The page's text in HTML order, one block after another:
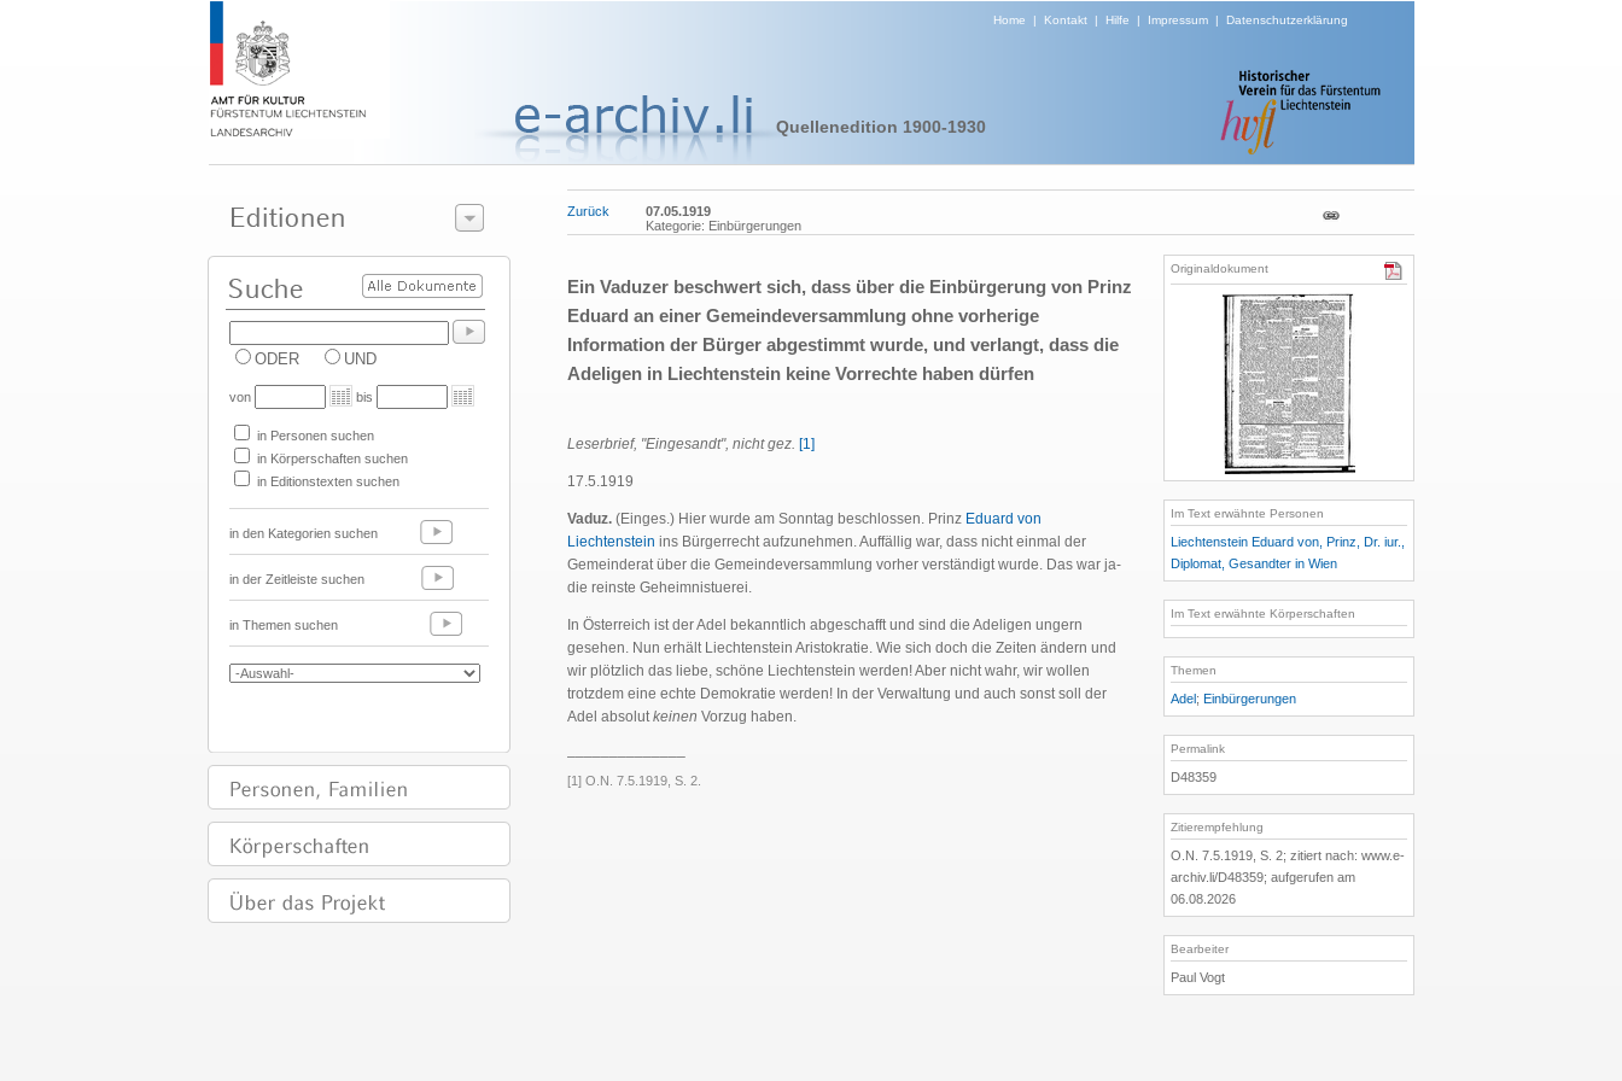
Home | Kontakt| Hilfe | Impressum| Datenschutzerklärung
Quellenedition 1900-1930
ODER UND
von bis
in Personen suchen
in Körperschaften suchen
in Editionstexten suchen
in den Kategorien suchen
in der Zeitleiste suchen
in Themen suchen
Zurück
07.05.1919
Kategorie: Einbürgerungen
Ein Vaduzer beschwert sich, dass über die Einbürgerung von Prinz
Eduard an einer Gemeindeversammlung ohne vorherige
Information der Bürger abgestimmt wurde, und verlangt, dass die
Adeligen in Liechtenstein keine Vorrechte haben dürfen
Leserbrief, "Eingesandt", nicht gez. [1]
17.5.1919
Vaduz. (Einges.) Hier wurde am Sonntag beschlossen. Prinz Eduard von
Liechtenstein ins Bürgerrecht aufzunehmen. Auffällig war, dass nicht einmal der
Gemeinderat über die Gemeindeversammlung vorher verständigt wurde. Das war ja-
die reinste Geheimnistuerei.
In Österreich ist der Adel bekanntlich abgeschafft und sind die Adeligen ungern
gesehen. Nun erhält Liechtenstein Aristokratie. Wie sich doch die Zeiten ändern und
wir plötzlich das liebe, schöne Liechtenstein werden! Aber nicht wahr, wir wollen
trotzdem eine echte Demokratie werden! In der Verwaltung und auch sonst soll der
Adel absolutkeinen Vorzug haben.
[1] O.N. 7.5.1919, S. 2.
Originaldokument
Im Text erwähnte Personen
Liechtenstein Eduard von, Prinz, Dr. iur.,
Diplomat, Gesandter in Wien
Im Text erwähnte Körperschaften
Themen
Adel; Einbürgerungen
Permalink
D48359
Zitierempfehlung
O.N. 7.5.1919, S. 2; zitiert nach: www.e-
archiv.li/D48359; aufgerufen am
06.08.2026
Bearbeiter
Paul Vogt